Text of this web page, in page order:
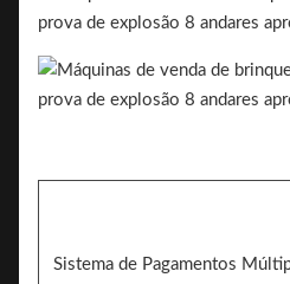
Sistema de Pagamentos